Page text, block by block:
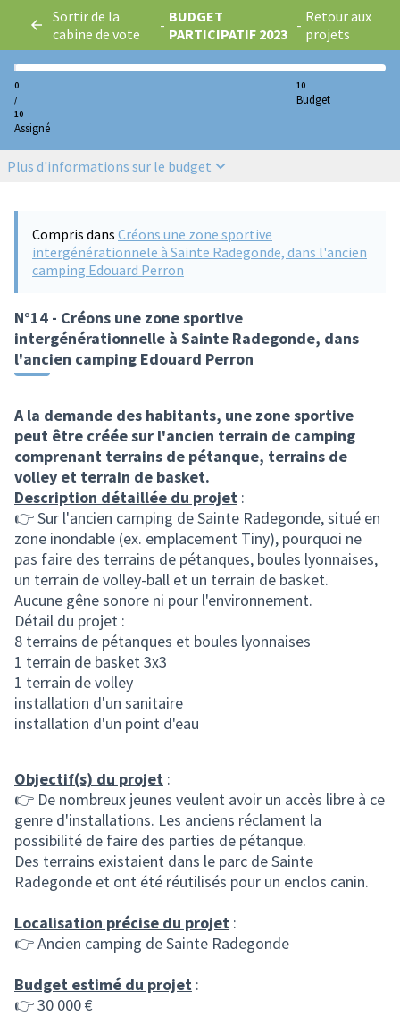
Sortir de la
cabine de vote
- BUDGET
PARTICIPATIF 2023 - Retour aux
projets
0
/
10
Assigné
10
Budget
Plus d'informations sur le budget
Compris dans Créons une zone sportive
intergénérationnele à Sainte Radegonde, dans l'ancien
camping Edouard Perron
N°14 - Créons une zone sportive
intergénérationnelle à Sainte Radegonde, dans
l'ancien camping Edouard Perron
A la demande des habitants, une zone sportive
peut être créée sur l'ancien terrain de camping
comprenant terrains de pétanque, terrains de
volley et terrain de basket.
Description détaillée du projet :
👉 Sur l'ancien camping de Sainte Radegonde, situé en
zone inondable (ex. emplacement Tiny), pourquoi ne
pas faire des terrains de pétanques, boules lyonnaises,
un terrain de volley-ball et un terrain de basket.
Aucune gêne sonore ni pour l'environnement.
Détail du projet :
8 terrains de pétanques et boules lyonnaises
1 terrain de basket 3x3
1 terrain de volley
installation d'un sanitaire
installation d'un point d'eau
Objectif(s) du projet :
👉 De nombreux jeunes veulent avoir un accès libre à ce
genre d'installations. Les anciens réclament la
possibilité de faire des parties de pétanque.
Des terrains existaient dans le parc de Sainte
Radegonde et ont été réutilisés pour un enclos canin.
Localisation précise du projet :
👉 Ancien camping de Sainte Radegonde
Budget estimé du projet :
👉 30 000 €